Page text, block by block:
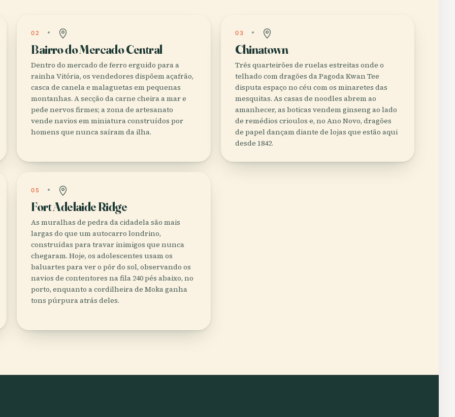
02
Bairro do Mercado Central
Dentro do mercado de ferro erguido para a
rainha Vitória, os vendedores dispõem açafrão,
casca de canela e malaguetas em pequenas
montanhas. A secção da carne cheira a mar e
pede nervos firmes; a zona de artesanato
vende navios em miniatura construídos por
homens que nunca saíram da ilha.
03
Chinatown
Três quarteirões de ruelas estreitas onde o
telhado com dragões da Pagoda Kwan Tee
disputa espaço no céu com os minaretes das
mesquitas. As casas de noodles abrem ao
amanhecer, as boticas vendem ginseng ao lado
de remédios crioulos e, no Ano Novo, dragões
de papel dançam diante de lojas que estão aqui
desde 1842.
05
Fort Adelaide Ridge
As muralhas de pedra da cidadela são mais
largas do que um autocarro londrino,
construídas para travar inimigos que nunca
chegaram. Hoje, os adolescentes usam os
baluartes para ver o pôr do sol, observando os
navios de contentores na fila 240 pés abaixo, no
porto, enquanto a cordilheira de Moka ganha
tons púrpura atrás deles.